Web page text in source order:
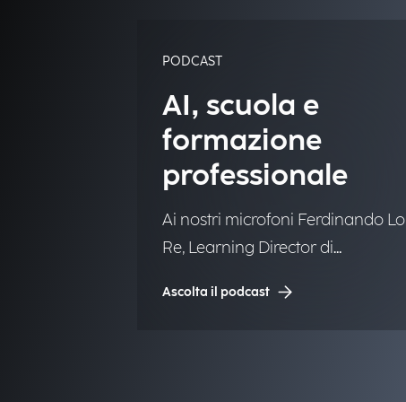
PODCAST
AI, scuola e
formazione
professionale
Ai nostri microfoni Ferdinando Lo
Re, Learning Director di
Ascolta il podcast